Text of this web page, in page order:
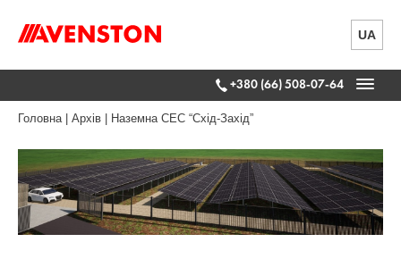
UA
+380 (66) 508-07-64
Головна| Архів Наземна СЕС “Схід-Захід”